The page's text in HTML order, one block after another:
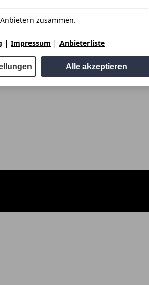
zusammen.
| Impressum | Anbieterliste
Alle akzeptieren